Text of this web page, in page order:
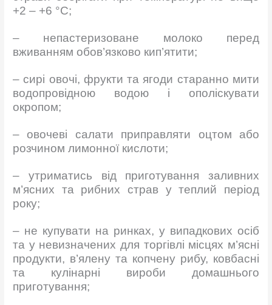
+2 – +6 °С;
– непастеризоване молоко перед
вживанням обов’язково кип’ятити;
– сирі овочі, фрукти та ягоди старанно мити
водопровідною водою і ополіскувати
окропом;
– овочеві салати приправляти оцтом або
розчином лимонної кислоти;
– утриматись від приготування заливних
м’ясних та рибних страв у теплий період
року;
– не купувати на ринках, у випадкових осіб
та у невизначених для торгівлі місцях м’ясні
продукти, в’ялену та копчену рибу, ковбасні
та кулінарні вироби домашнього
приготування;